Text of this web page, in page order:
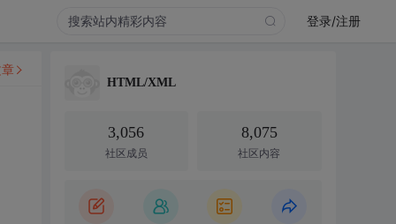
登录/注册
HTML/XML
3,056
社区成员
8,075
社区内容